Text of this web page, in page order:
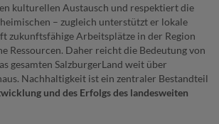
kulturellen Austausch und respektiert die
– zugleich unterstützt er lokale
zukunftsfähige Arbeitsplätze in der Region
Ressourcen. Daher reicht die Bedeutung von
gesamten SalzburgerLand weit über
Nachhaltigkeit ist ein zentraler Bestandteil
und des Erfolgs des landesweiten